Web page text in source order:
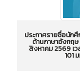
ประกาศรายชื่อ
สร้างทักษะด้าน
วันที่อบรม 8 -
ประกาศรายชื่อนัก
ด้านภาษาอังกฤ
สิงหาคม 2569 เ
101